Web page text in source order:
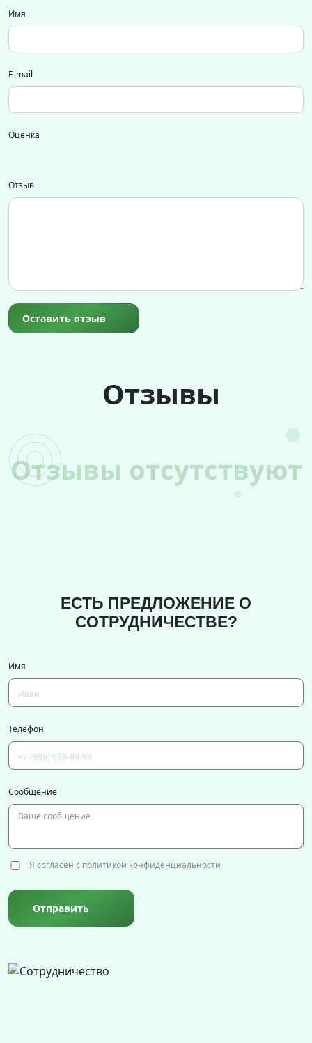
Имя
E-mail
Оценка
Отзыв
Оставить отзыв
Отзывы
Отзывы отсутствуют
ЕСТЬ ПРЕДЛОЖЕНИЕ О
СОТРУДНИЧЕСТВЕ?
Имя
Телефон
Сообщение
Я согласен с политикой конфиденциальности
Отправить